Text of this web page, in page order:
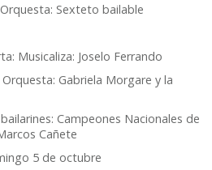
Sexteto bailable
Musicaliza: Joselo Ferrando
Gabriela Morgare y la
Campeones Nacionales de
Cañete
5 de octubre